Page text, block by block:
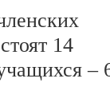
14
–